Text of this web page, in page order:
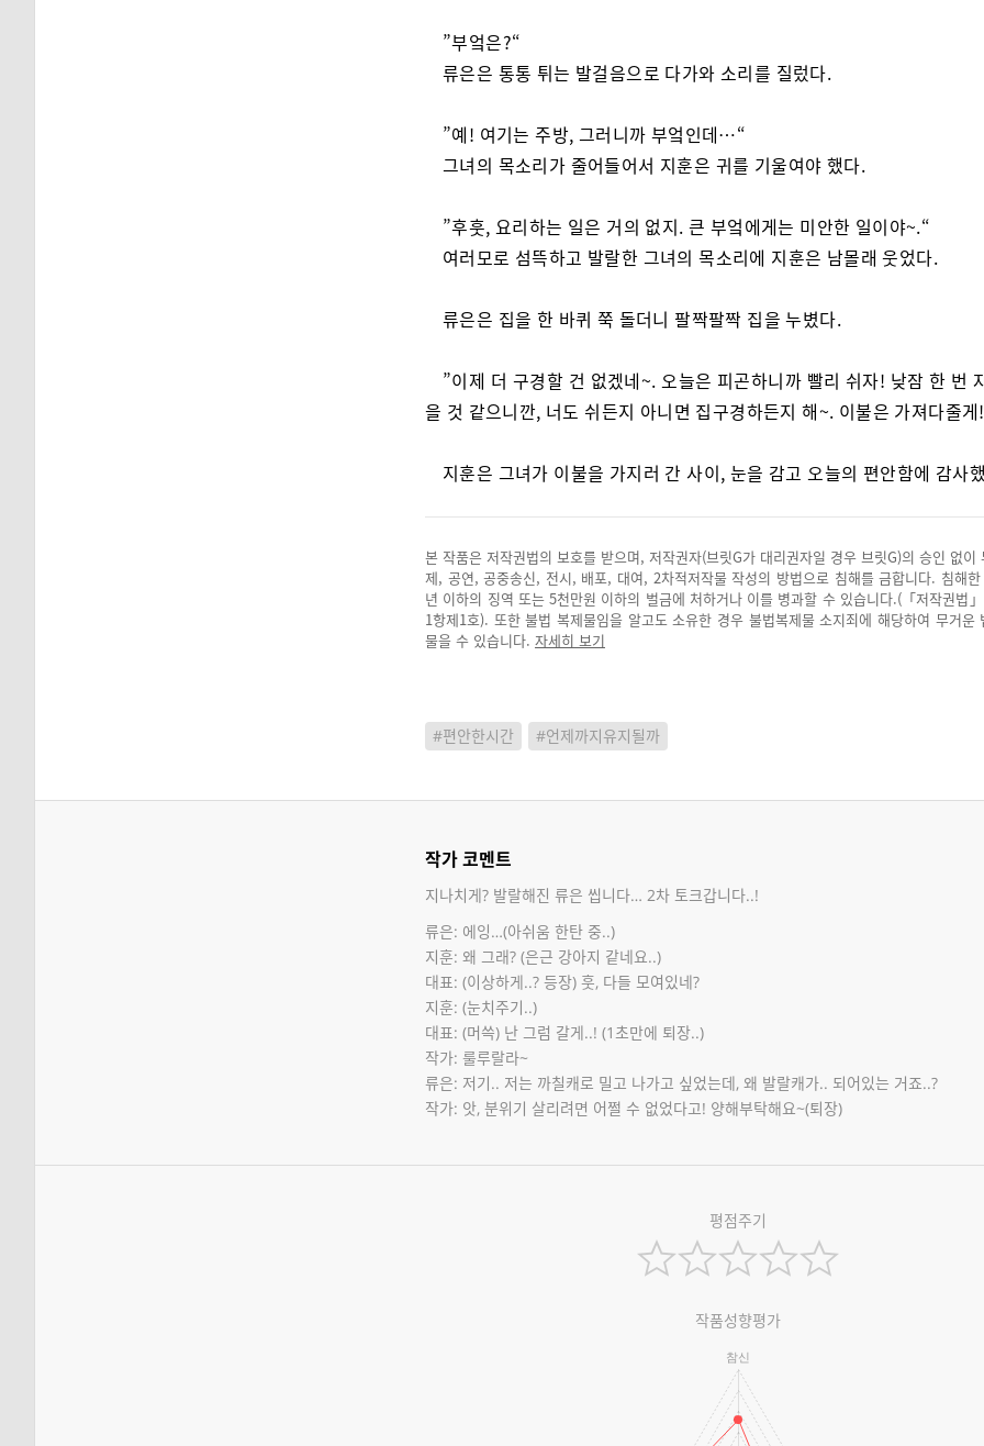
”부엌은?“
류은은 통통 튀는 발걸음으로 다가와 소리를 질렀다.
”예! 여기는 주방, 그러니까 부엌인데…“
그녀의 목소리가 줄어들어서 지훈은 귀를 기울여야 했다.
”후훗, 요리하는 일은 거의 없지. 큰 부엌에게는 미안한 일이야~.“
여러모로 섬뜩하고 발랄한 그녀의 목소리에 지훈은 남몰래 웃었다.
류은은 집을 한 바퀴 쭉 돌더니 팔짝팔짝 집을 누볐다.
”이제 더 구경할 건 없겠네~. 오늘은 피곤하니까 빨리 쉬자! 낮잠 한 번
을 것 같으니깐, 너도 쉬든지 아니면 집구경하든지 해~. 이불은 가져다줄게
지훈은 그녀가 이불을 가지러 간 사이, 눈을 감고 오늘의 편안함에 감사
본 작품은 저작권법의 보호를 받으며, 저작권자(브릿G가 대리권자일 경우 브릿G)의 승인 없이
제, 공연, 공중송신, 전시, 배포, 대여, 2차적저작물 작성의 방법으로 침해를 금합니다. 침해
년 이하의 징역 또는 5천만원 이하의 벌금에 처하거나 이를 병과할 수 있습니다.(「저작권법
1항제1호). 또한 불법 복제물임을 알고도 소유한 경우 불법복제물 소지죄에 해당하여 무거운
물을 수 있습니다. 자세히 보기
#편안한시간 #언제까지유지될까
작가 코멘트
지나치게? 발랄해진 류은 씹니다… 2차 토크갑니다..!
류은: 에잉…(아쉬움 한탄 중..)
지훈: 왜 그래? (은근 강아지 같네요..)
대표: (이상하게..? 등장) 훗, 다들 모여있네?
지훈: (눈치주기..)
대표: (머쓱) 난 그럼 갈게..! (1초만에 퇴장..)
작가: 룰루랄라~
류은: 저기.. 저는 까칠캐로 밀고 나가고 싶었는데, 왜 발랄캐가.. 되어있는 거죠..?
작가: 앗, 분위기 살리려면 어쩔 수 없었다고! 양해부탁해요~(퇴장)
평점주기
작품성향평가
참신